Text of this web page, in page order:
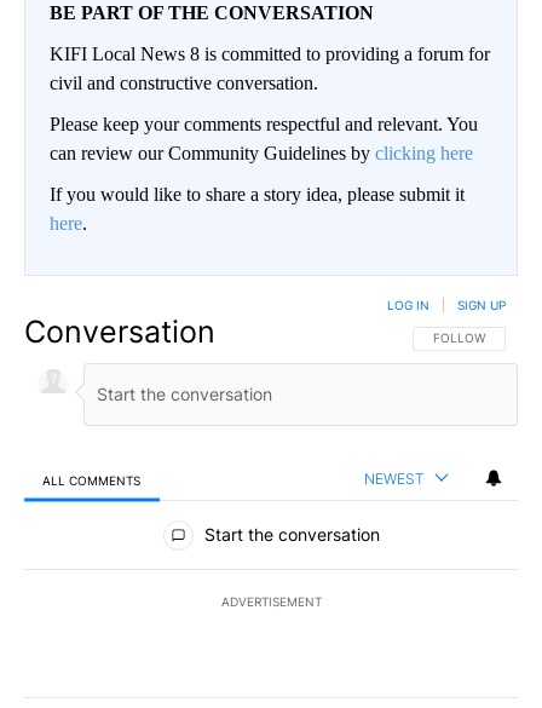
BE PART OF THE CONVERSATION
KIFI Local News 8 is committed to providing a forum for
civil and constructive conversation.
Please keep your comments respectful and relevant. You
can review our Community Guidelines by clicking here
If you would like to share a story idea, please submit it
here.
Conversation FOLLOW THIS
FOLLOW
LOG IN SIGN UP
ALL COMMENTS NEWEST
All Comments
Start the conversation
ADVERTISEMENT